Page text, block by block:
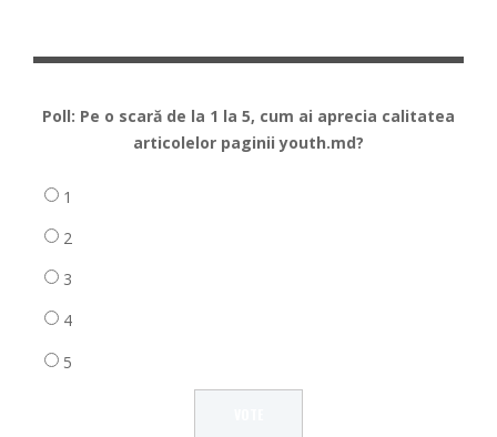
Poll: Pe o scară de la 1 la 5, cum ai aprecia calitatea
articolelor paginii youth.md?
1
2
3
4
5